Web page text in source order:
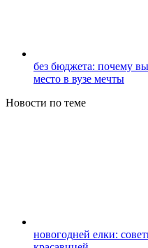
без бюджета: почему
место в вузе мечты
Новости по теме
новогодней елки: